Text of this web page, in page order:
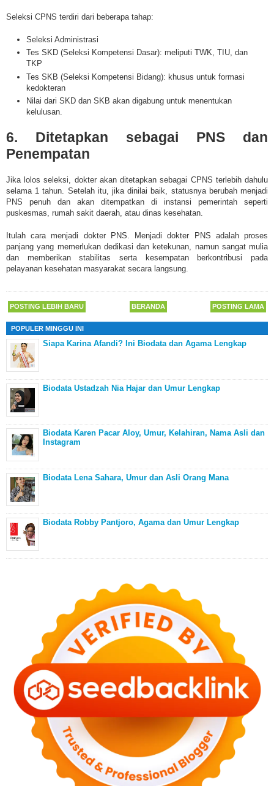
Seleksi CPNS terdiri dari beberapa tahap:
Seleksi Administrasi
Tes SKD (Seleksi Kompetensi Dasar): meliputi TWK, TIU, dan
TKP
Tes SKB (Seleksi Kompetensi Bidang): khusus untuk formasi
kedokteran
Nilai dari SKD dan SKB akan digabung untuk menentukan
kelulusan.
6. Ditetapkan sebagai PNS dan
Penempatan
Jika lolos seleksi, dokter akan ditetapkan sebagai CPNS terlebih dahulu
selama 1 tahun. Setelah itu, jika dinilai baik, statusnya berubah menjadi
PNS penuh dan akan ditempatkan di instansi pemerintah seperti
puskesmas, rumah sakit daerah, atau dinas kesehatan.
Itulahcara menjadi dokter PNS.
Menjadi dokter PNS adalah proses
panjang yang memerlukan dedikasi dan ketekunan, namun sangat mulia
dan memberikan stabilitas serta kesempatan berkontribusi pada
pelayanan kesehatan masyarakat secara langsung.
POSTING LEBIH BARU POSTING LAMA
BERANDA
POPULER MINGGU INI
Siapa Karina Afandi? Ini Biodata dan Agama Lengkap
Biodata Ustadzah Nia Hajar dan Umur Lengkap
Biodata Karen Pacar Aloy, Umur, Kelahiran, Nama Asli dan
Instagram
Biodata Lena Sahara, Umur dan Asli Orang Mana
Biodata Robby Pantjoro, Agama dan Umur Lengkap